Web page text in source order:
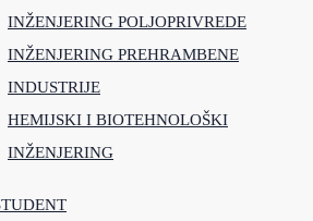
INŽENJERING POLJOPRIVREDE
INŽENJERING PREHRAMBENE
INDUSTRIJE
HEMIJSKI I BIOTEHNOLOŠKI
INŽENJERING